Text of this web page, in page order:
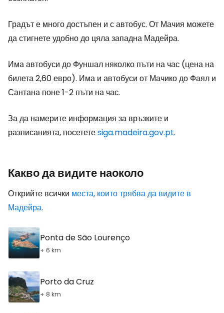
Градът е много достъпен и с автобус. От Мачия можете
да стигнете удобно до цяла западна Мадейра.
Има автобуси до Фуншал няколко пъти на час (цена на
билета 2,60 евро). Има и автобуси от Мачико до Фаял и
Сантана поне 1-2 пъти на час.
За да намерите информация за връзките и
разписанията, посететеsiga.madeira.gov.pt.
Какво да видите наоколо
Открийте всички места, които трябва да видите в
Мадейра.
Ponta de São Lourenço
+ 6 km
Porto da Cruz
+ 8 km